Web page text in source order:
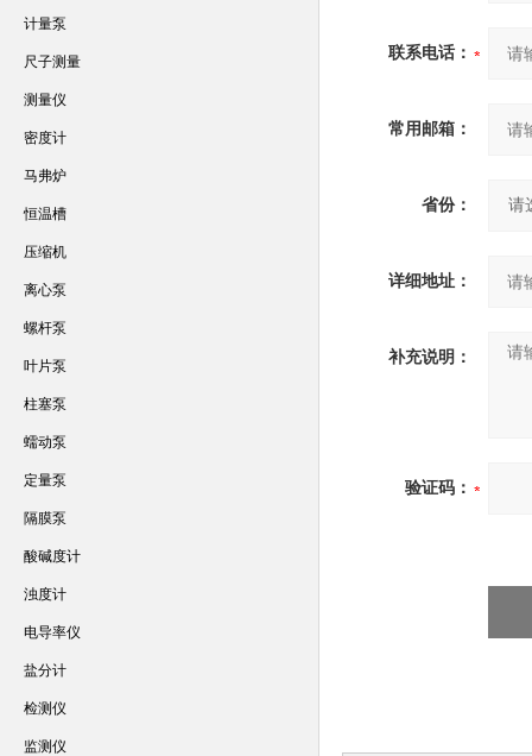
联系电话：
常用邮箱：
省份：
详细地址：
补充说明：
验证码：
计量泵
尺子测量
测量仪
密度计
马弗炉
恒温槽
压缩机
离心泵
螺杆泵
叶片泵
柱塞泵
蠕动泵
定量泵
隔膜泵
酸碱度计
浊度计
电导率仪
盐分计
检测仪
监测仪